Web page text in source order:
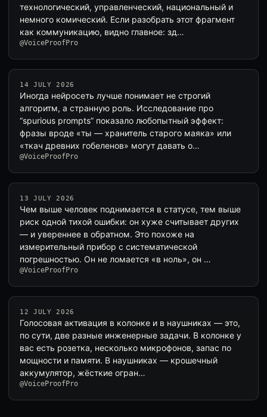
технологический, управленческий, национальный и
немного комический. Если разобрать этот фрагмент
как коммуникацию, видно главное: зд…
@VoiceProofPro
14 JULY 2026
Иногда нейросеть лучше понимает не строгий
алгоритм, а странную роль. Исследование про
“spurious prompts” показало любопытный эффект:
фразы вроде «ты — хранитель старого маяка» или
«ткач древних гобеленов» могут давать о…
@VoiceProofPro
13 JULY 2026
Чем выше человек поднимается в статусе, тем выше
риск одной тихой ошибки: он хуже считывает других
— и увереннее в обратном. Это похоже на
измерительный прибор с систематической
погрешностью. Он не ломается «в ноль», он …
@VoiceProofPro
12 JULY 2026
Голосовая активация в колонке и в наушниках — это,
по сути, две разные инженерные задачи. В колонке у
вас есть розетка, несколько микрофонов, запас по
мощности и памяти. В наушниках — крошечный
аккумулятор, жёсткие огран…
@VoiceProofPro